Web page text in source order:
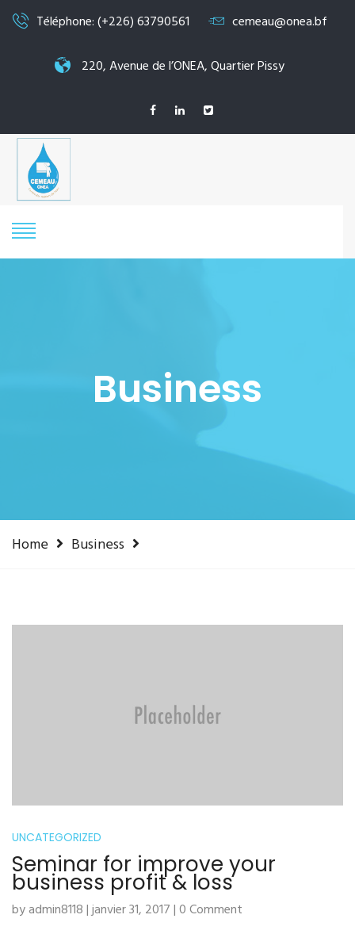
Téléphone: (+226) 63790561 cemeau@onea.bf
220, Avenue de l’ONEA, Quartier Pissy
Business
Home Business
UNCATEGORIZED
Seminar for improve your
business profit & loss
by admin8118 | janvier 31, 2017 | 0 Comment